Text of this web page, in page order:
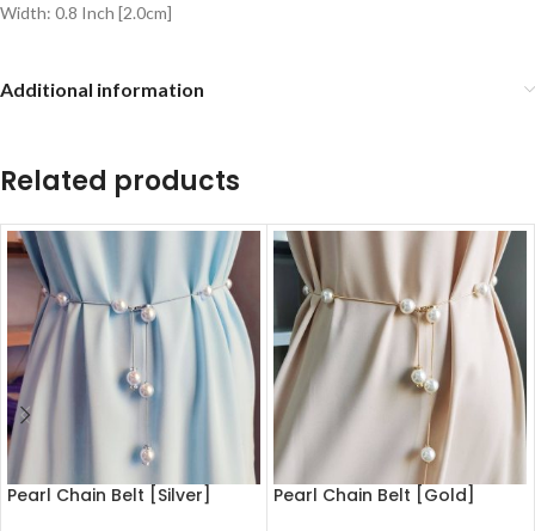
Width: 0.8 Inch [2.0cm]
Additional information
Related products
Pearl Chain Belt [Silver] Pearl Chain Belt [Gold]